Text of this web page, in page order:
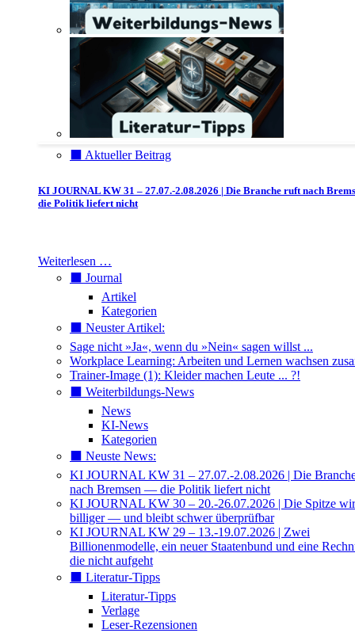
⬛️ Aktueller Beitrag
KI JOURNAL KW 31 – 27.07.-2.08.2026 | Die Branche ruft nach
die Politik liefert nicht
Weiterlesen …
⬛️ Journal
Artikel
Kategorien
⬛️ Neuster Artikel:
Sage nicht »Ja«, wenn du »Nein« sagen willst ...
Workplace Learning: Arbeiten und Lernen wachsen
Trainer-Image (1): Kleider machen Leute ... ?!
⬛️ Weiterbildungs-News
News
KI-News
Kategorien
⬛️ Neuste News:
KI JOURNAL KW 31 – 27.07.-2.08.2026 | Die
nach Bremsen — die Politik liefert nicht
KI JOURNAL KW 30 – 20.-26.07.2026 | Die Spitze
billiger — und bleibt schwer überprüfbar
KI JOURNAL KW 29 – 13.-19.07.2026 | Zwei
Billionenmodelle, ein neuer Staatenbund und eine
die nicht aufgeht
⬛️ Literatur-Tipps
Literatur-Tipps
Verlage
Leser-Rezensionen